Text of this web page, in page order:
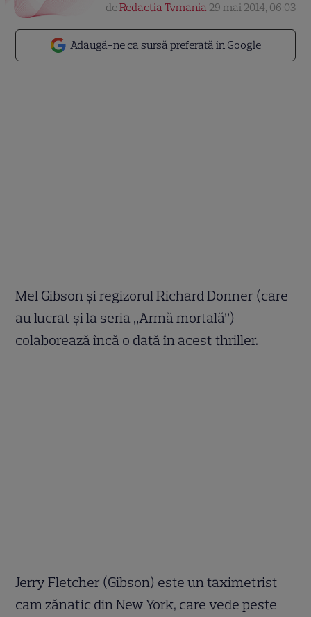
Adaugă-ne ca sursă preferată în Google
deRedactia Tvmania 29 mai 2014, 06:03
Mel Gibson şi regizorul Richard Donner (care
au lucrat şi la seria „Armă mortală”)
colaborează încă o dată în acest thriller.
Jerry Fletcher (Gibson) este un taximetrist
cam zănatic din New York, care vede peste